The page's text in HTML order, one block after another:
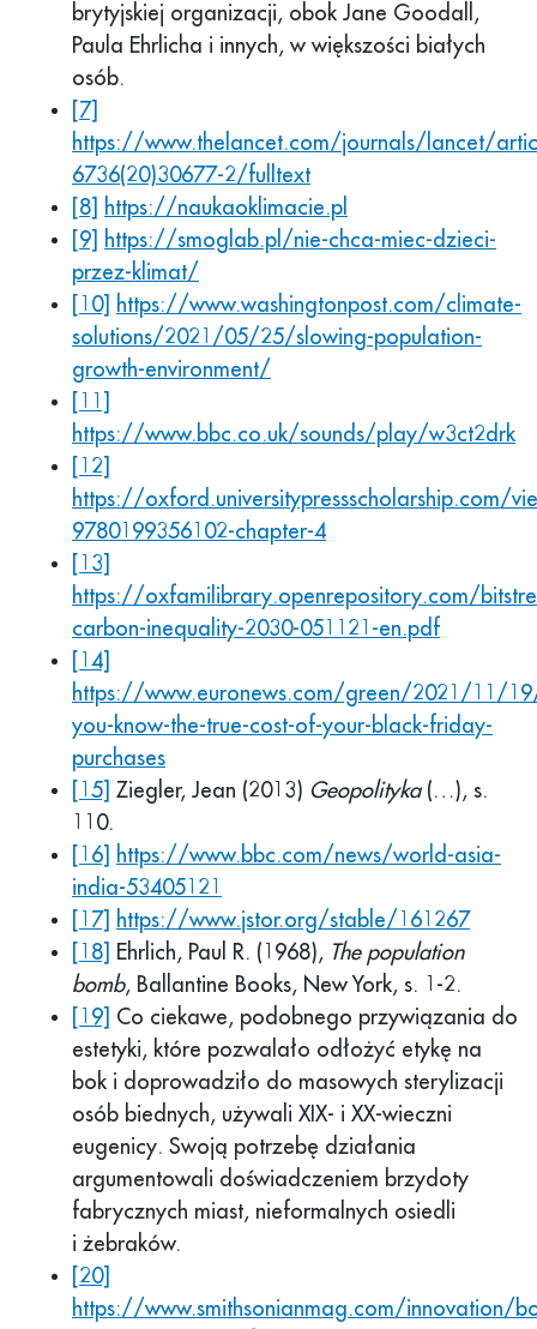
brytyjskiej organizacji, obok Jane Goodall,
Paula Ehrlicha i innych, w większości białych
osób.
[7]
https://www.thelancet.com/journals/lancet/
6736(20)30677-2/fulltext
[8]
https://naukaoklimacie.pl
[9]
https://smoglab.pl/nie-chca-miec-dzieci-
przez-klimat/
[10]
https://www.washingtonpost.com/climate-
solutions/2021/05/25/slowing-population-
growth-environment/
https://www.bbc.co.uk/sounds/play/w3ct2drk
[12]
https://
9780199356102-chapter-4
[13]
https://oxfamilibrary.openrepository.com/
carbon-inequality-2030-051121-en.pdf
[14]
https://www.euronews.com/green/2021/11/
you-know-the-true-cost-of-your-black-friday-
purchases
[15]
Ziegler, Jean (2013) Geopolityka(…), s.
110.
[16]
https://www.bbc.com/news/world-asia-
india-53405121
[17]
https://www.jstor.org/stable/161267
[18]
Ehrlich, Paul R. (1968), The population
bomb, Ballantine Books, New York, s. 1-2.
[19]
Co ciekawe, podobnego przywiązania do
estetyki, które pozwalało odłożyć etykę na
bok i doprowadziło do masowych sterylizacji
osób biednych, używali XIX- i XX-wieczni
eugenicy. Swoją potrzebę działania
argumentowali doświadczeniem brzydoty
fabrycznych miast, nieformalnych osiedli
i żebraków.
[20]
https://www.smithsonianmag.com/innovation/